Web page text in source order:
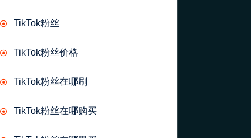
TikTok粉丝
TikTok粉丝价格
TikTok粉丝在哪刷
TikTok粉丝在哪购买